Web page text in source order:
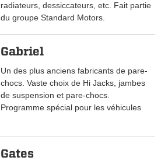
radiateurs, dessiccateurs, etc. Fait partie
du groupe Standard Motors.
Gabriel
Un des plus anciens fabricants de pare-
chocs. Vaste choix de Hi Jacks, jambes
de suspension et pare-chocs.
Programme spécial pour les véhicules
Gates